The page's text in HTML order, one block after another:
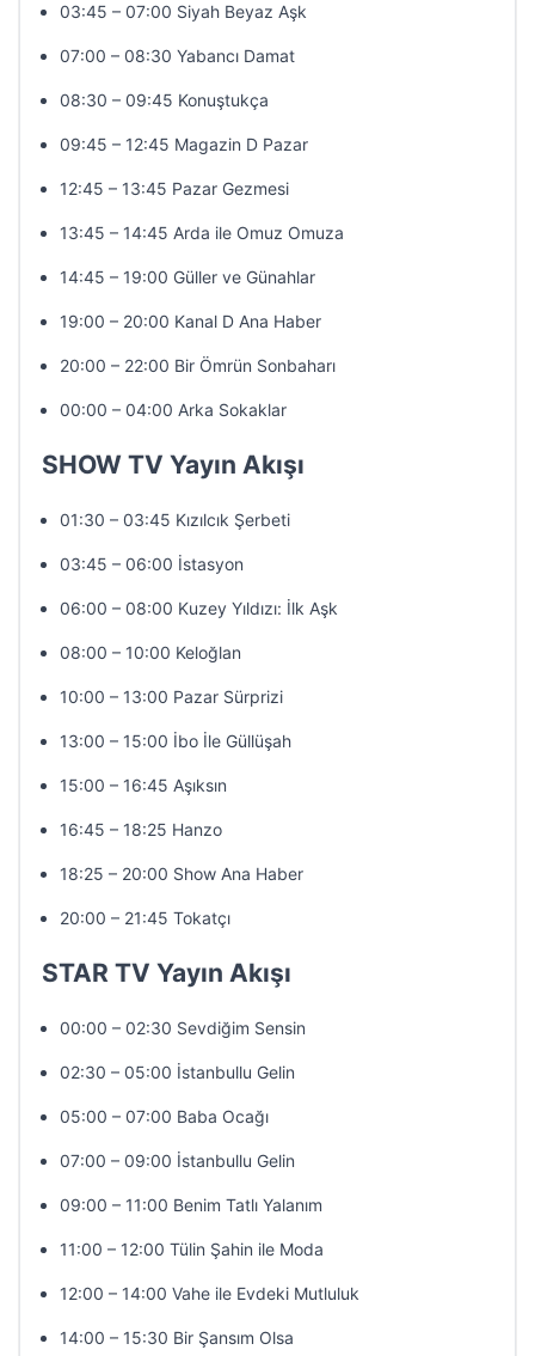
03:45 – 07:00 Siyah Beyaz Aşk
07:00 – 08:30 Yabancı Damat
08:30 – 09:45 Konuştukça
09:45 – 12:45 Magazin D Pazar
12:45 – 13:45 Pazar Gezmesi
13:45 – 14:45 Arda ile Omuz Omuza
14:45 – 19:00 Güller ve Günahlar
19:00 – 20:00 Kanal D Ana Haber
20:00 – 22:00 Bir Ömrün Sonbaharı
00:00 – 04:00 Arka Sokaklar
SHOW TV Yayın Akışı
01:30 – 03:45 Kızılcık Şerbeti
03:45 – 06:00 İstasyon
06:00 – 08:00 Kuzey Yıldızı: İlk Aşk
08:00 – 10:00 Keloğlan
10:00 – 13:00 Pazar Sürprizi
13:00 – 15:00 İbo İle Güllüşah
15:00 – 16:45 Aşıksın
16:45 – 18:25 Hanzo
18:25 – 20:00 Show Ana Haber
20:00 – 21:45 Tokatçı
STAR TV Yayın Akışı
00:00 – 02:30 Sevdiğim Sensin
02:30 – 05:00 İstanbullu Gelin
05:00 – 07:00 Baba Ocağı
07:00 – 09:00 İstanbullu Gelin
09:00 – 11:00 Benim Tatlı Yalanım
11:00 – 12:00 Tülin Şahin ile Moda
12:00 – 14:00 Vahe ile Evdeki Mutluluk
14:00 – 15:30 Bir Şansım Olsa